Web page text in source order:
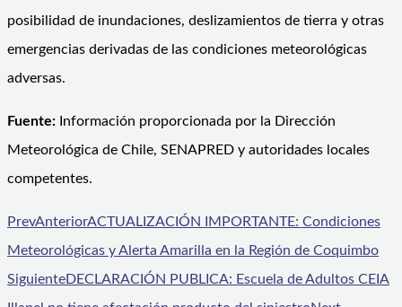
posibilidad de inundaciones, deslizamientos de tierra y otras
emergencias derivadas de las condiciones meteorológicas
adversas.
Fuente: Información proporcionada por la Dirección
Meteorológica de Chile, SENAPRED y autoridades locales
competentes.
PrevAnteriorACTUALIZACIÓN IMPORTANTE: Condiciones
Meteorológicas y Alerta Amarilla en la Región de Coquimbo
SiguienteDECLARACIÓN PUBLICA: Escuela de Adultos CEIA